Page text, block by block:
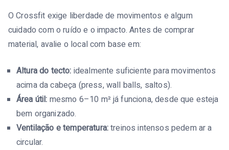
O Crossfit exige liberdade de movimentos e algum
cuidado com o ruído e o impacto. Antes de comprar
material, avalie o local com base em:
Altura do tecto: idealmente suficiente para movimentos
acima da cabeça (press, wall balls, saltos).
Área útil: mesmo 6–10 m² já funciona, desde que esteja
bem organizado.
Ventilação e temperatura:treinos intensos pedem ar a
circular.